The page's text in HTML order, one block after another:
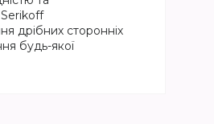
дрібних сторонніх
будь-якої